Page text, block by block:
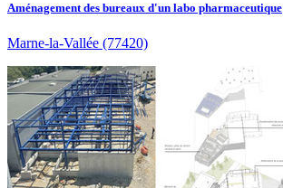
Aménagement des bureaux d'un labo pharmaceutique
Marne-la-Vallée (77420)